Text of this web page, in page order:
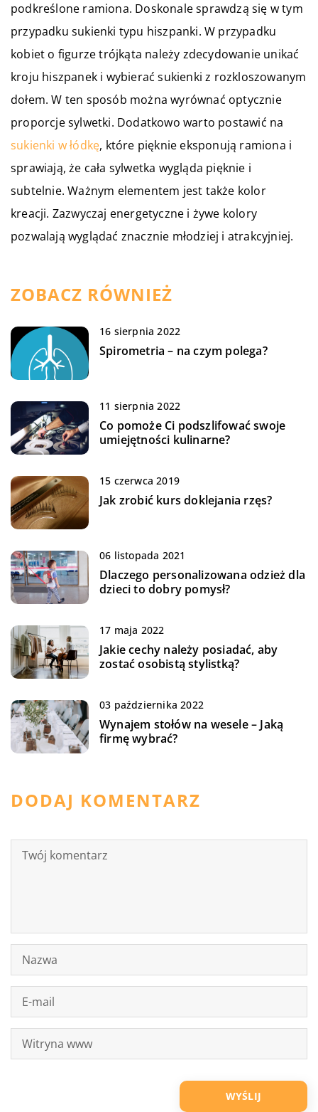
podkreślone ramiona. Doskonale sprawdzą się w tym
przypadku sukienki typu hiszpanki. W przypadku
kobiet o figurze trójkąta należy zdecydowanie unikać
kroju hiszpanek i wybierać sukienki z rozkloszowanym
dołem. W ten sposób można wyrównać optycznie
proporcje sylwetki. Dodatkowo warto postawić na
sukienki w łódkę, które pięknie eksponują ramiona i
sprawiają, że cała sylwetka wygląda pięknie i
subtelnie. Ważnym elementem jest także kolor
kreacji. Zazwyczaj energetyczne i żywe kolory
pozwalają wyglądać znacznie młodziej i atrakcyjniej.
ZOBACZ RÓWNIEŻ
16 sierpnia 2022
Spirometria – na czym polega?
11 sierpnia 2022
Co pomoże Ci podszlifować swoje
umiejętności kulinarne?
15 czerwca 2019
Jak zrobić kurs doklejania rzęs?
06 listopada 2021
Dlaczego personalizowana odzież dla
dzieci to dobry pomysł?
17 maja 2022
Jakie cechy należy posiadać, aby
zostać osobistą stylistką?
03 października 2022
Wynajem stołów na wesele – Jaką
firmę wybrać?
DODAJ KOMENTARZ